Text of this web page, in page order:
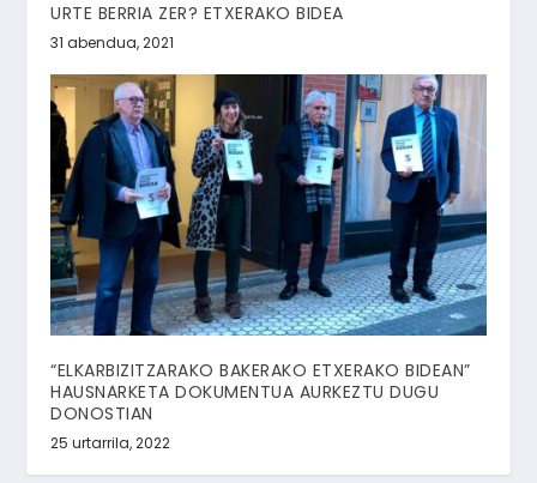
URTE BERRIA ZER? ETXERAKO BIDEA
31 abendua, 2021
“ELKARBIZITZARAKO BAKERAKO ETXERAKO BIDEAN”
HAUSNARKETA DOKUMENTUA AURKEZTU DUGU
DONOSTIAN
25 urtarrila, 2022